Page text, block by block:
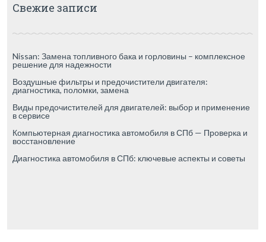
Свежие записи
Nissan: Замена топливного бака и горловины – комплексное
решение для надежности
Воздушные фильтры и предочистители двигателя:
диагностика, поломки, замена
Виды предочистителей для двигателей: выбор и применение
в сервисе
Компьютерная диагностика автомобиля в СПб — Проверка и
восстановление
Диагностика автомобиля в СПб: ключевые аспекты и советы